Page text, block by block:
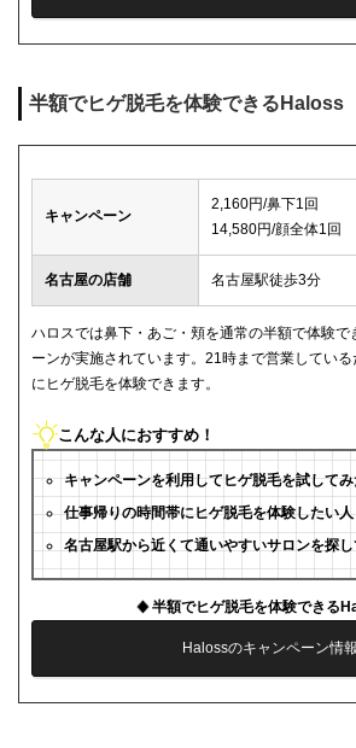
半額でヒゲ脱毛を体験できるHaloss
キャンペーン
2,160円/鼻下1回
14,580円/顔全体1回
名古屋の店舗 名古屋駅徒歩3分
ハロスでは鼻下・あご・頬を通常の半額で体験
ーンが実施されています。21時まで営業してい
にヒゲ脱毛を体験できます。
こんな人におすすめ！
キャンペーンを利用してヒゲ脱毛を試して
仕事帰りの時間帯にヒゲ脱毛を体験したい人
名古屋駅から近くて通いやすいサロンを探
半額でヒゲ脱毛を体験できる
Halossのキャンペーン情報